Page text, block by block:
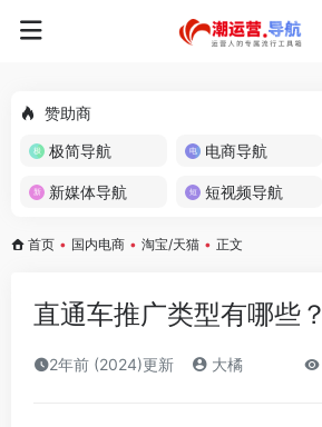
赞助商
极简导航
电商导航
新媒体导航 短视频导航
首页 • 国内电商 • 淘宝/天猫 • 正文
直通车推广类型有哪些？
2年前 (2024)更新 大橘